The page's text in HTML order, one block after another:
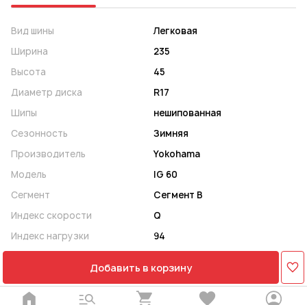
Вид шины
Легковая
Ширина
235
Высота
45
Диаметр диска
R17
Шипы
нешипованная
Сезонность
Зимняя
Производитель
Yokohama
Модель
IG 60
Сегмент
Сегмент B
Индекс скорости
Q
Индекс нагрузки
94
Добавить в корзину